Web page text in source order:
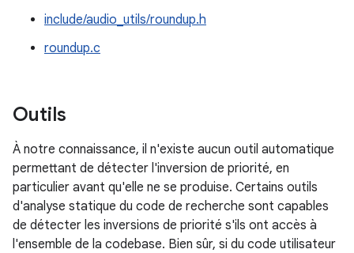
include/audio_utils/roundup.h
roundup.c
Outils
À notre connaissance, il n'existe aucun outil automatique
permettant de détecter l'inversion de priorité, en
particulier avant qu'elle ne se produise. Certains outils
d'analyse statique du code de recherche sont capables
de détecter les inversions de priorité s'ils ont accès à
l'ensemble de la codebase. Bien sûr, si du code utilisateur